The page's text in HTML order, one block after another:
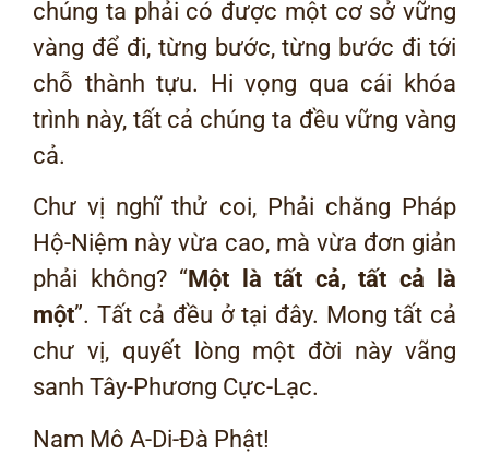
chúng ta phải có được một cơ sở vững
vàng để đi, từng bước, từng bước đi tới
chỗ thành tựu. Hi vọng qua cái khóa
trình này, tất cả chúng ta đều vững vàng
cả.
Chư vị nghĩ thử coi, Phải chăng Pháp
Hộ-Niệm này vừa cao, mà vừa đơn giản
phải không? “Một là tất cả, tất cả là
một”. Tất cả đều ở tại đây. Mong tất cả
chư vị, quyết lòng một đời này vãng
sanh Tây-Phương Cực-Lạc.
Nam Mô A-Di-Đà Phật!